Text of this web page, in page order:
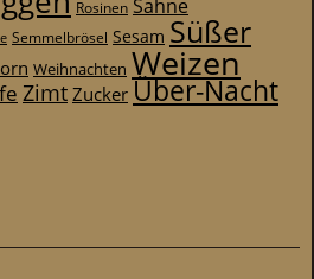
Rosinen Sahne
Semmelbrösel Sesam Süßer
Weihnachten Weizen
ZimtZuckerÜber-Nacht